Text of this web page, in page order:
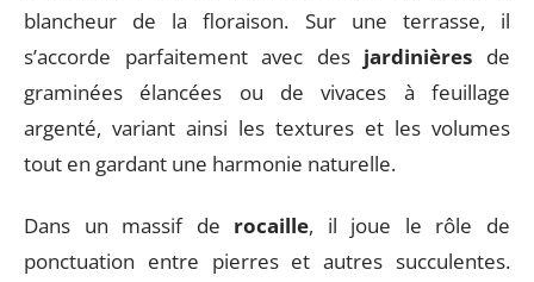
blancheur de la floraison. Sur une terrasse, il
s’accorde parfaitement avec des jardinières de
graminées élancées ou de vivaces à feuillage
argenté, variant ainsi les textures et les volumes
tout en gardant une harmonie naturelle.
Dans un massif de rocaille, il joue le rôle de
ponctuation entre pierres et autres succulentes.